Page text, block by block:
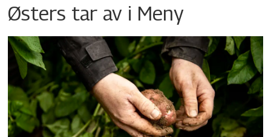
Østers tar av i Meny